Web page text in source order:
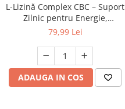
L-Lizină Complex CBC – Suport
Zilnic pentru Energie,
Imunitate și Refacere 60 cps
79,99 Lei
ADAUGA IN COS